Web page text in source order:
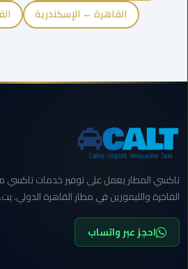
مصر
ليموزين
العجمي
الجيزة
القاهرة ← الإسكندرية
تاكسي المطار يعمل على توفير خدمات تاكسي
الفاخرة والليموزين في مطار القاهرة الدولي.
احجز عبر واتساب